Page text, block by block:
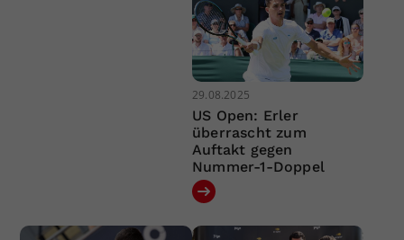
29.08.2025
US Open: Erler
überrascht zum
Auftakt gegen
Nummer-1-Doppel